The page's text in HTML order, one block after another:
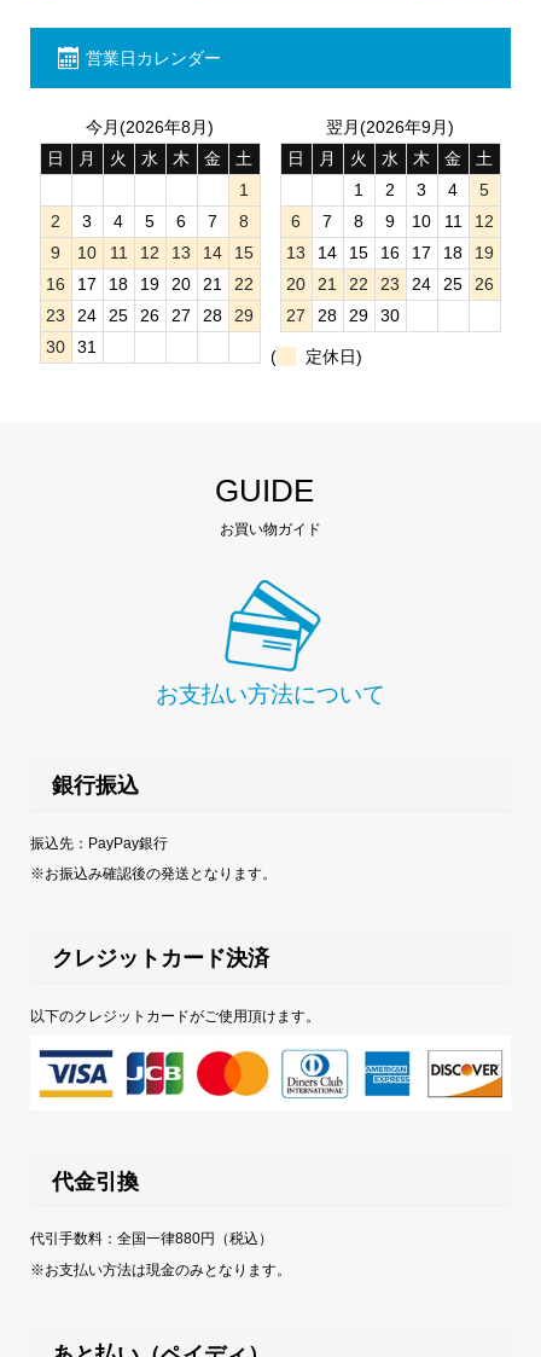
営業日カレンダー
今月(2026年8月)
日
月 火 水 木 金
土
1
2
3 4 5 6 7
8
9
10 11 12 13 14
15
16
17 18 19 20 21
22
23
24 25 26 27 28
29
30
31
翌月(2026年9月)
日
月 火 水 木 金
土
1
2 3 4
5
6
7 8 9 10 11
12
13
14 15 16 17 18
19
20
21 22 23 24 25
26
27
28 29 30
( 定休日)
GUIDE
お買い物ガイド
お支払い方法について
銀行振込
振込先：PayPay銀行
※お振込み確認後の発送となります。
クレジットカード決済
以下のクレジットカードがご使用頂けます。
代金引換
代引手数料：全国一律880円（税込）
※お支払い方法は現金のみとなります。